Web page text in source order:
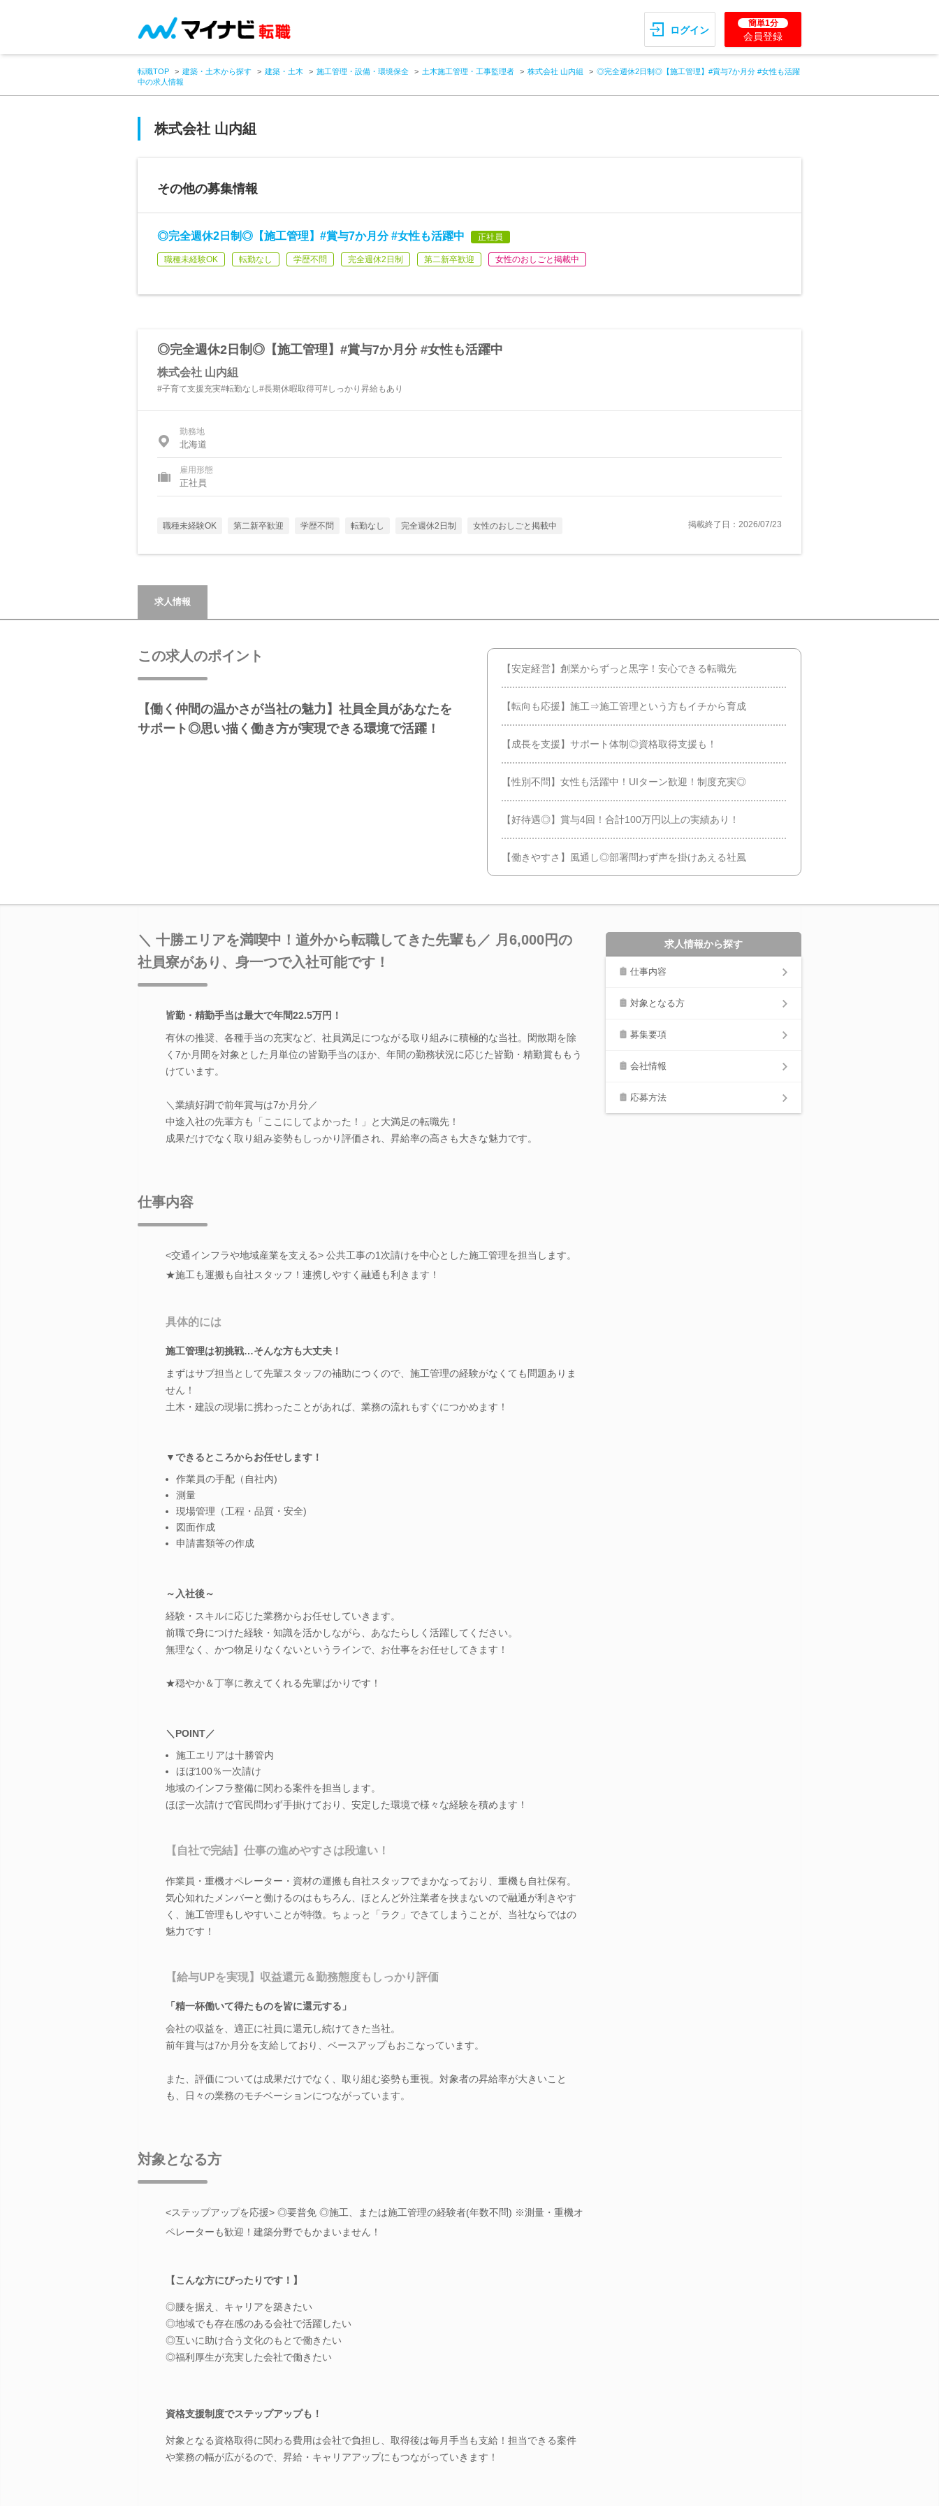
ログイン
簡単1分
会員登録
転職TOP 建築・土木から探す 建築・土木 施工管理・設備・環境保全 土木施工管理・工事監理者 株式会社 山内組
◎完全週休2日制◎【施工管理】#賞与7か月分 #女性も活躍
中の求人情報
株式会社 山内組
その他の募集情報
◎完全週休2日制◎【施工管理】#賞与7か月分 #女性も活躍中 正社員
職種未経験OK 転勤なし 学歴不問 完全週休2日制 第二新卒歓迎 女性のおしごと掲載中
◎完全週休2日制◎【施工管理】#賞与7か月分 #女性も活躍中
株式会社 山内組
#子育て支援充実#転勤なし#長期休暇取得可#しっかり昇給もあり
勤務地
北海道
雇用形態
正社員
職種未経験OK 第二新卒歓迎 学歴不問 転勤なし 完全週休2日制 女性のおしごと掲載中 掲載終了日：2026/07/23
求人情報
この求人のポイント
【働く仲間の温かさが当社の魅力】社員全員があなたを
サポート◎思い描く働き方が実現できる環境で活躍！
【安定経営】創業からずっと黒字！安心できる転職先
【転向も応援】施工⇒施工管理という方もイチから育成
【成長を支援】サポート体制◎資格取得支援も！
【性別不問】女性も活躍中！UIターン歓迎！制度充実◎
【好待遇◎】賞与4回！合計100万円以上の実績あり！
【働きやすさ】風通し◎部署問わず声を掛けあえる社風
＼ 十勝エリアを満喫中！道外から転職してきた先輩も／ 月6,000円の
社員寮があり、身一つで入社可能です！
皆勤・精勤手当は最大で年間22.5万円！
有休の推奨、各種手当の充実など、社員満足につながる取り組みに積極的な当社。閑散期を除
く7か月間を対象とした月単位の皆勤手当のほか、年間の勤務状況に応じた皆勤・精勤賞ももう
けています。
＼業績好調で前年賞与は7か月分／
中途入社の先輩方も「ここにしてよかった！」と大満足の転職先！
成果だけでなく取り組み姿勢もしっかり評価され、昇給率の高さも大きな魅力です。
仕事内容
<交通インフラや地域産業を支える> 公共工事の1次請けを中心とした施工管理を担当します。
★施工も運搬も自社スタッフ！連携しやすく融通も利きます！
具体的には
施工管理は初挑戦…そんな方も大丈夫！
まずはサブ担当として先輩スタッフの補助につくので、施工管理の経験がなくても問題ありま
せん！
土木・建設の現場に携わったことがあれば、業務の流れもすぐにつかめます！
▼できるところからお任せします！
作業員の手配（自社内)
測量
現場管理（工程・品質・安全)
図面作成
申請書類等の作成
～入社後～
経験・スキルに応じた業務からお任せしていきます。
前職で身につけた経験・知識を活かしながら、あなたらしく活躍してください。
無理なく、かつ物足りなくないというラインで、お仕事をお任せしてきます！
★穏やか＆丁寧に教えてくれる先輩ばかりです！
＼POINT／
施工エリアは十勝管内
ほぼ100％一次請け
地域のインフラ整備に関わる案件を担当します。
ほぼ一次請けで官民問わず手掛けており、安定した環境で様々な経験を積めます！
【自社で完結】仕事の進めやすさは段違い！
作業員・重機オペレーター・資材の運搬も自社スタッフでまかなっており、重機も自社保有。
気心知れたメンバーと働けるのはもちろん、ほとんど外注業者を挟まないので融通が利きやす
く、施工管理もしやすいことが特徴。ちょっと「ラク」できてしまうことが、当社ならではの
魅力です！
【給与UPを実現】収益還元＆勤務態度もしっかり評価
「精一杯働いて得たものを皆に還元する」
会社の収益を、適正に社員に還元し続けてきた当社。
前年賞与は7か月分を支給しており、ベースアップもおこなっています。
また、評価については成果だけでなく、取り組む姿勢も重視。対象者の昇給率が大きいこと
も、日々の業務のモチベーションにつながっています。
対象となる方
<ステップアップを応援> ◎要普免 ◎施工、または施工管理の経験者(年数不問) ※測量・重機オ
ペレーターも歓迎！建築分野でもかまいません！
【こんな方にぴったりです！】
◎腰を据え、キャリアを築きたい
◎地域でも存在感のある会社で活躍したい
◎互いに助け合う文化のもとで働きたい
◎福利厚生が充実した会社で働きたい
資格支援制度でステップアップも！
対象となる資格取得に関わる費用は会社で負担し、取得後は毎月手当も支給！担当できる案件
や業務の幅が広がるので、昇給・キャリアアップにもつながっていきます！
求人情報から探す
仕事内容
対象となる方
募集要項
会社情報
応募方法